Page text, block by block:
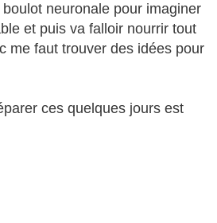
neuronale pour imaginer
et puis va falloir nourrir tout
me faut trouver des idées pour
ces quelques jours est